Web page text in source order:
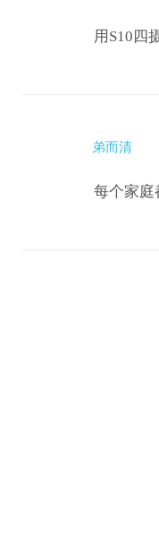
用S10四
弟而清
每个家庭